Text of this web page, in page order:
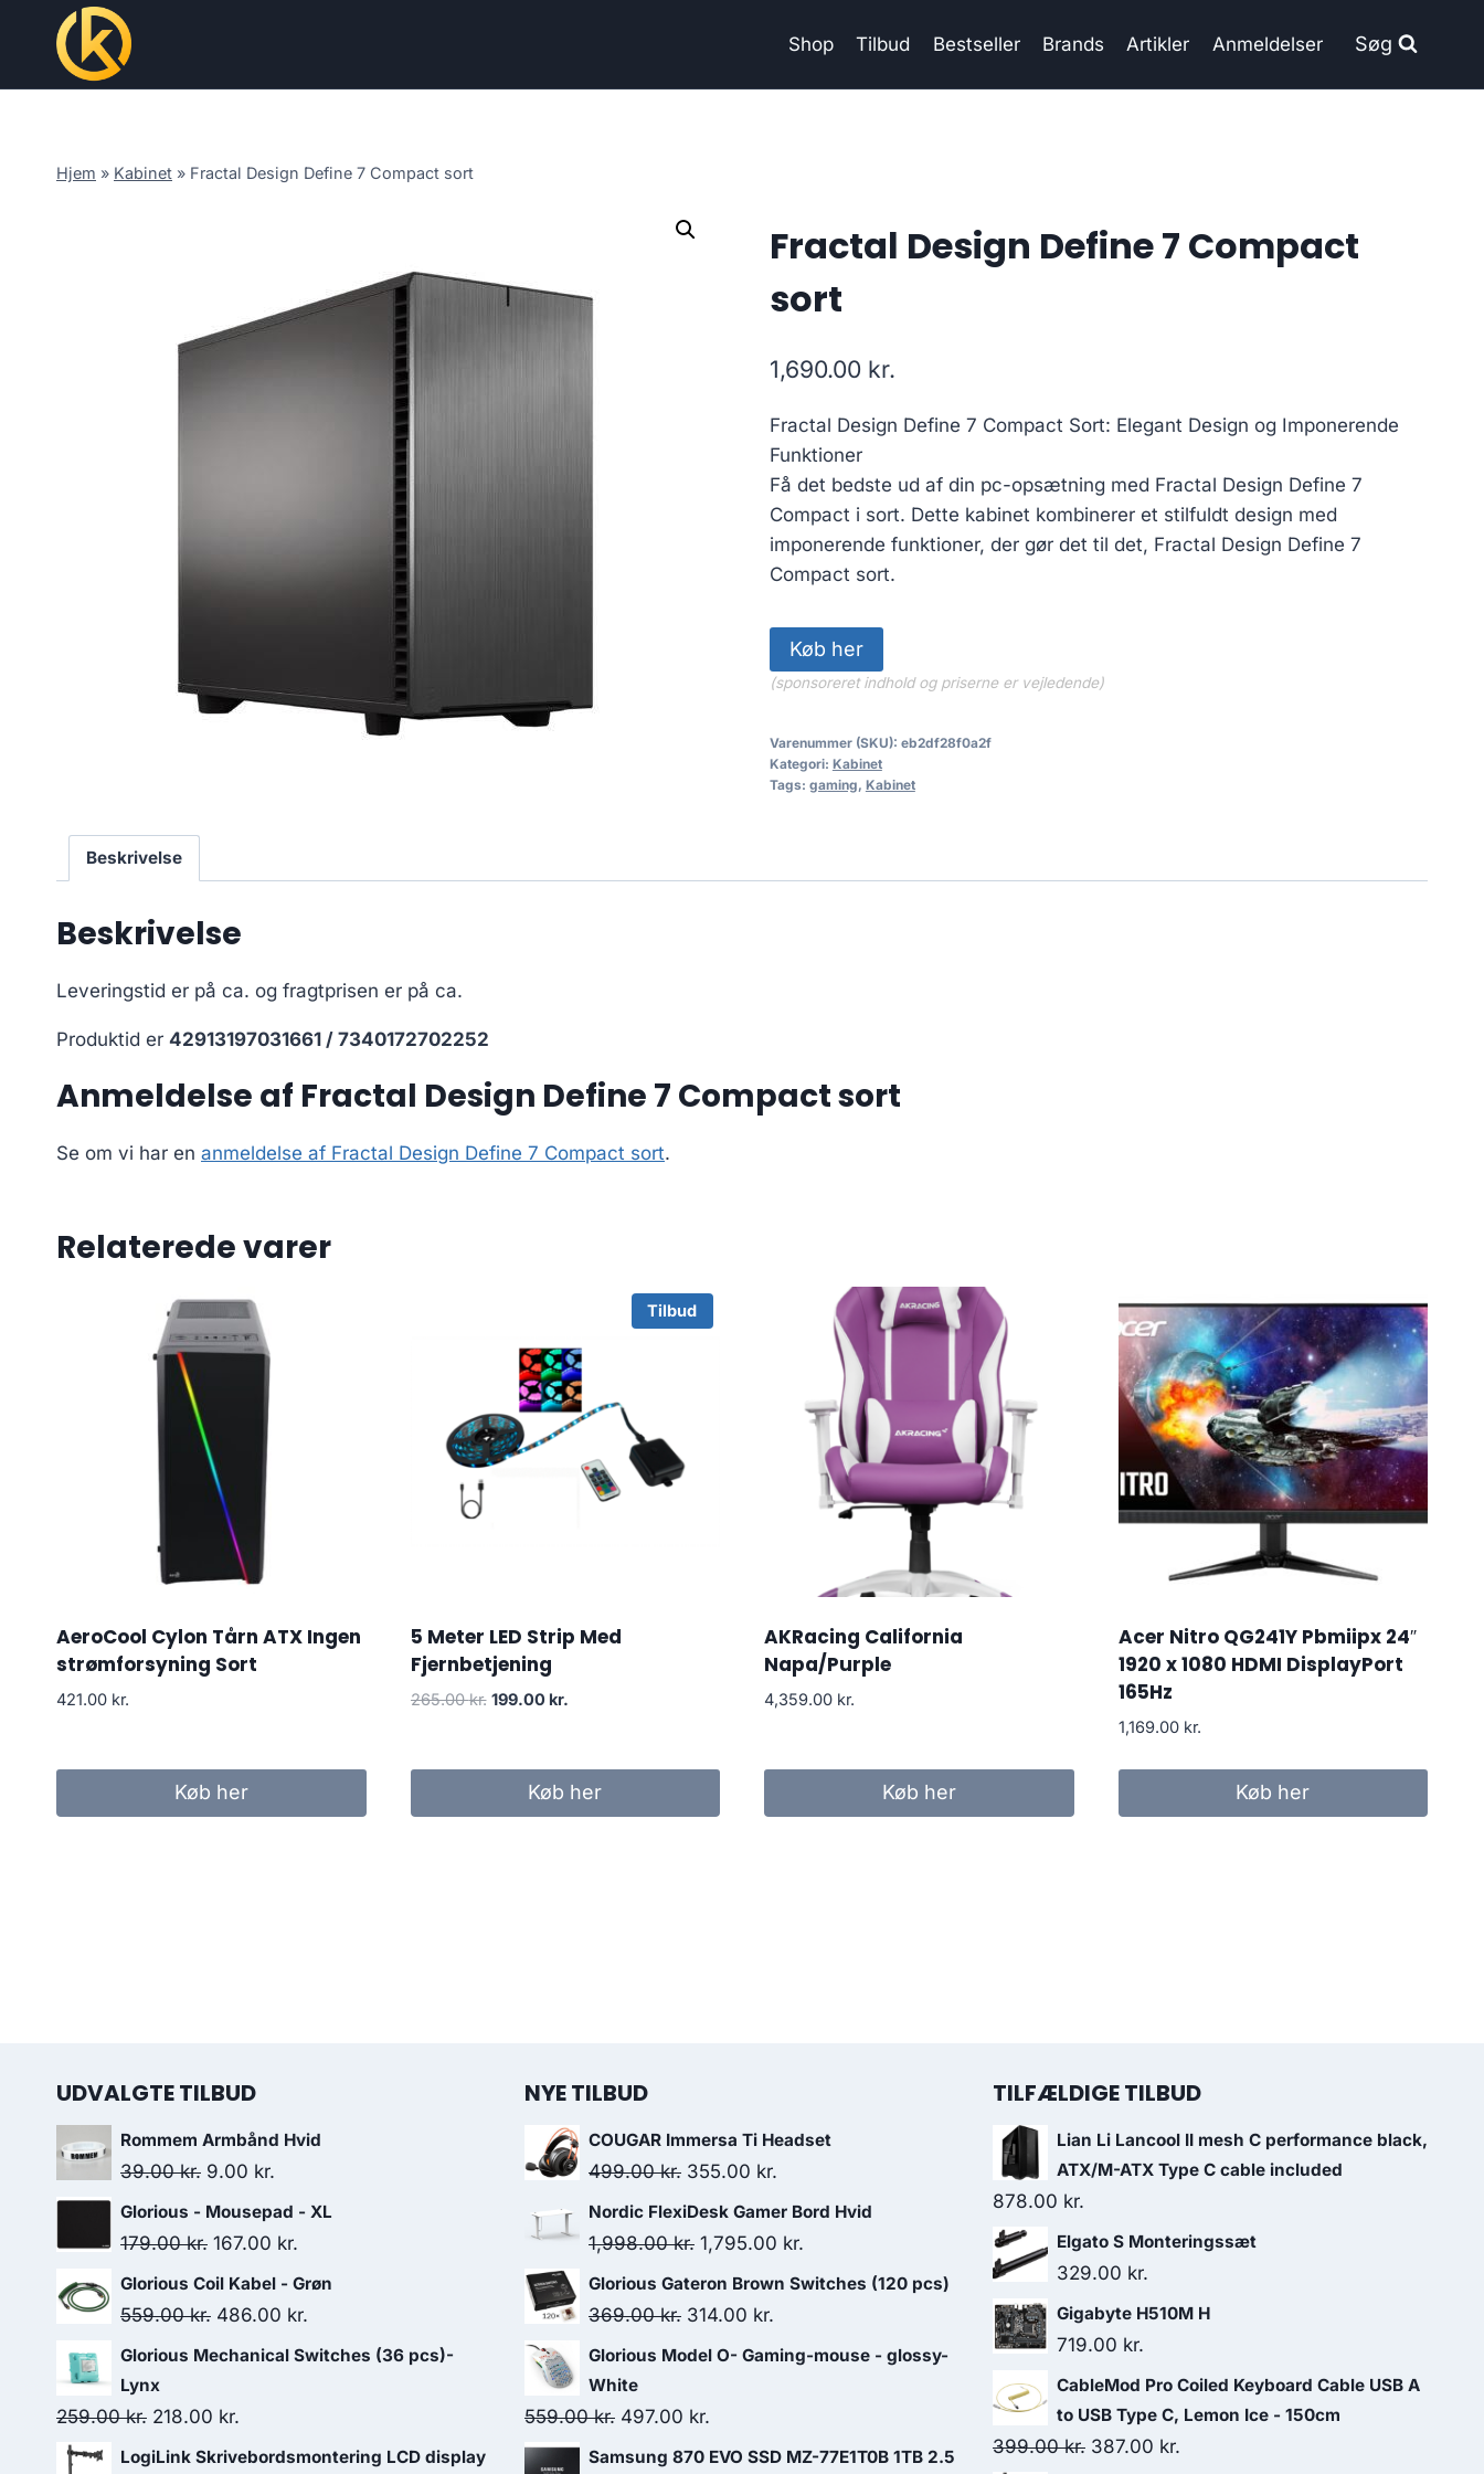
content
Shop Tilbud Bestseller Brands Artikler Anmeldelser Søg
Hjem » Kabinet » Fractal Design Define 7 Compact sort
Fractal Design Define 7 Compact
sort
1,690.00 kr.
Fractal Design Define 7 Compact Sort: Elegant Design og Imponerende
Funktioner
Få det bedste ud af din pc-opsætning med Fractal Design Define 7
Compact i sort. Dette kabinet kombinerer et stilfuldt design med
imponerende funktioner, der gør det til det, Fractal Design Define 7
Compact sort.
Køb her
(sponsoreret indhold og priserne er vejledende)
Varenummer (SKU): eb2df28f0a2f
Kategori: Kabinet
Tags: gaming, Kabinet
Beskrivelse
Beskrivelse
Leveringstid er på ca. og fragtprisen er på ca.
Produktid er 42913197031661 / 7340172702252
Anmeldelse af Fractal Design Define 7 Compact sort
Se om vi har en anmeldelse af Fractal Design Define 7 Compact sort.
Relaterede varer
AeroCool Cylon Tårn ATX Ingen
strømforsyning Sort
421.00 kr.
Køb her
Tilbud
5 Meter LED Strip Med
Fjernbetjening
265.00kr. Original
265.00 kr..
199.00 kr.Current
199.00 kr..
Køb her
AKRacing California
Napa/Purple
4,359.00 kr.
Køb her
Acer Nitro QG241Y Pbmiipx 24″
1920 x 1080 HDMI DisplayPort
165Hz
1,169.00 kr.
Køb her
UDVALGTE TILBUD
Rommem Armbånd Hvid
39.00kr. Original
price
was:
9.00 kr.
price
is:
Glorious - Mousepad - XL
179.00kr. Original
price
was:
167.00 kr.
price
is:
167.00 kr..
Glorious Coil Kabel - Grøn
559.00kr. Original
price
559.00 kr..
486.00 kr.
price
Glorious Mechanical Switches (36 pcs)-
Lynx
259.00kr. Original
price
218.00 kr.
price
LogiLink Skrivebordsmontering LCD display
NYE TILBUD
COUGAR Immersa Ti Headset
499.00kr. Original
price
was:
355.00 kr.
price
is:
Nordic FlexiDesk Gamer Bord Hvid
1,998.00kr. Original
price
was:
1,795.00 kr.
price
Glorious Gateron Brown Switches (120 pcs)
369.00kr. Original
price
369.00 kr..
314.00 kr.
price
Glorious Model O- Gaming-mouse - glossy-
White
559.00kr. Original
price
497.00 kr.
price
Samsung 870 EVO SSD MZ-77E1T0B 1TB 2.5
TILFÆLDIGE TILBUD
Lian Li Lancool II mesh C performance black,
ATX/M-ATX Type C cable included
878.00 kr.
Elgato S Monteringssæt
329.00 kr.
Gigabyte H510M H
719.00 kr.
CableMod Pro Coiled Keyboard Cable USB A
to USB Type C, Lemon Ice - 150cm
399.00kr. Original
387.00 kr.